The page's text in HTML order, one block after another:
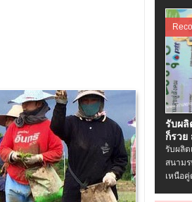
รับผลิ
ก็รว
รับผลิ
สนาม
เหนือคู่